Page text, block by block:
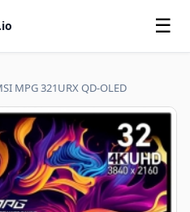
☰
MPG 321URX QD-OLED